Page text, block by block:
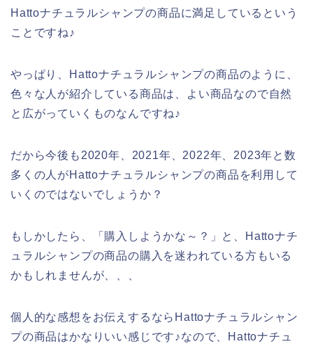
Hattoナチュラルシャンプの商品に満足しているという
ことですね♪
やっぱり、Hattoナチュラルシャンプの商品のように、
色々な人が紹介している商品は、よい商品なので自然
と広がっていくものなんですね♪
だから今後も2020年、2021年、2022年、2023年と数
多くの人がHattoナチュラルシャンプの商品を利用して
いくのではないでしょうか？
もしかしたら、「購入しようかな～？」と、Hattoナチ
ュラルシャンプの商品の購入を迷われている方もいる
かもしれませんが、、、
個人的な感想をお伝えするならHattoナチュラルシャン
プの商品はかなりいい感じです♪なので、Hattoナチュ